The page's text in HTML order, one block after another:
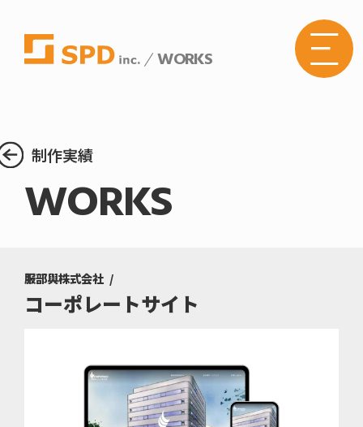
WORKS
制作実績
WORKS
服部與株式会社
コーポレートサイト